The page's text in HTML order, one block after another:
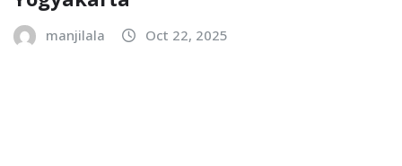
manjilala Oct 22, 2025